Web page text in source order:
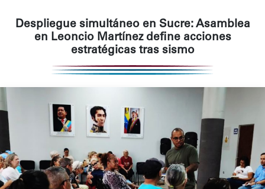
Despliegue simultáneo en Sucre: Asamblea
en Leoncio Martínez define acciones
estratégicas tras sismo